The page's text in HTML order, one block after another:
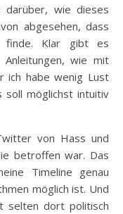
darüber, wie dieses
abgesehen, dass
finde. Klar gibt es
wie mit
ich habe wenig Lust
soll möglichst intuitiv
von Hass und
betroffen war. Das
Timeline genau
möglich ist. Und
selten dort politisch